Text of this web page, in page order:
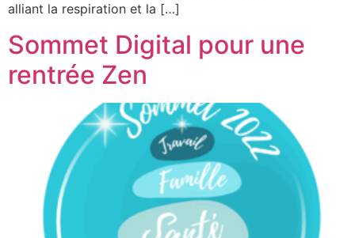
alliant la respiration et la […]
Sommet Digital pour une
rentrée Zen